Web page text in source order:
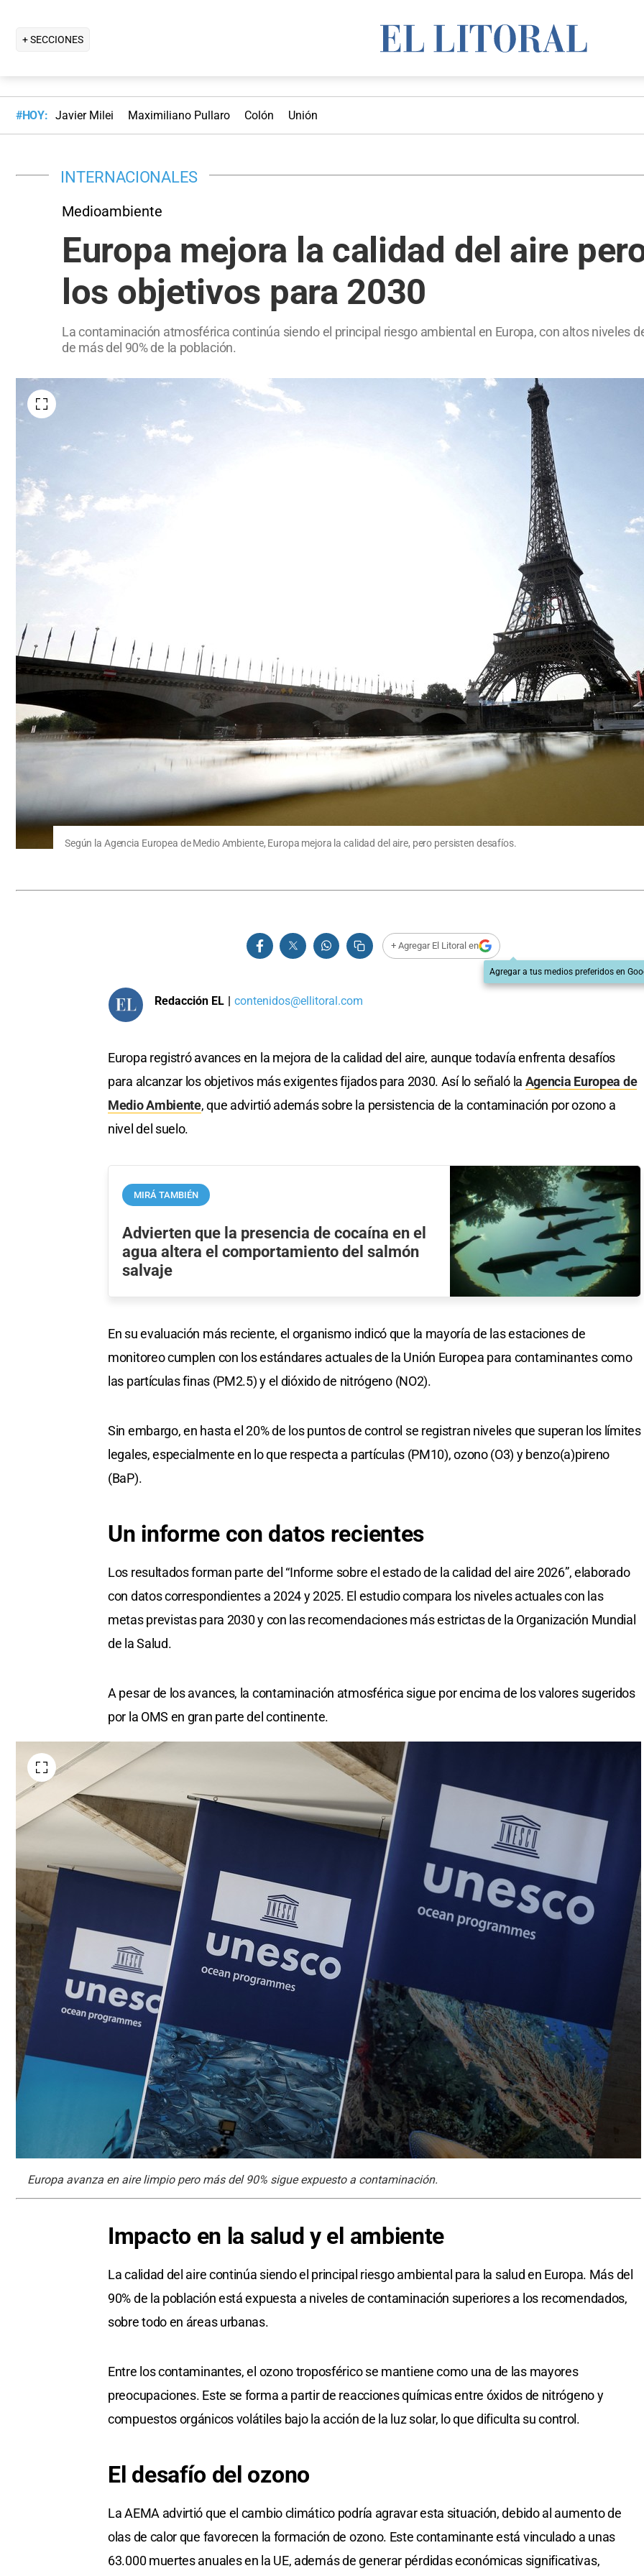
+ SECCIONES
#HOY: Javier Milei Maximiliano Pullaro Colón Unión
INTERNACIONALES
Medioambiente
Europa mejora la calidad del aire
los objetivos para 2030
La contaminación atmosférica continúa siendo el principal riesgo ambiental en Europa, con altos niveles
de más del 90% de la población.
Según la Agencia Europea de Medio Ambiente, Europa mejora la calidad del aire, pero persisten desafíos.
+ Agregar El Litoral en
Agregar a tus medios preferidos en
Redacción EL | contenidos@ellitoral.com
Europa registró avances en la mejora de la calidad del aire, aunque todavía enfrenta desafíos
para alcanzar los objetivos más exigentes fijados para 2030. Así lo señaló la Agencia Europea de
Medio Ambiente, que advirtió además sobre la persistencia de la contaminación por ozono a
nivel del suelo.
MIRÁ TAMBIÉN
Advierten que la presencia de cocaína en el
agua altera el comportamiento del salmón
salvaje
En su evaluación más reciente, el organismo indicó que la mayoría de las estaciones de
monitoreo cumplen con los estándares actuales de la Unión Europea para contaminantes como
las partículas finas (PM2.5) y el dióxido de nitrógeno (NO2).
Sin embargo, en hasta el 20% de los puntos de control se registran niveles que superan los límites
legales, especialmente en lo que respecta a partículas (PM10), ozono (O3) y benzo(a)pireno
(BaP).
Un informe con datos recientes
Los resultados forman parte del “Informe sobre el estado de la calidad del aire 2026”, elaborado
con datos correspondientes a 2024 y 2025. El estudio compara los niveles actuales con las
metas previstas para 2030 y con las recomendaciones más estrictas de la Organización Mundial
de la Salud.
A pesar de los avances, la contaminación atmosférica sigue por encima de los valores sugeridos
por la OMS en gran parte del continente.
Europa avanza en aire limpio pero más del 90% sigue expuesto a contaminación.
Impacto en la salud y el ambiente
La calidad del aire continúa siendo el principal riesgo ambiental para la salud en Europa. Más del
90% de la población está expuesta a niveles de contaminación superiores a los recomendados,
sobre todo en áreas urbanas.
Entre los contaminantes, el ozono troposférico se mantiene como una de las mayores
preocupaciones. Este se forma a partir de reacciones químicas entre óxidos de nitrógeno y
compuestos orgánicos volátiles bajo la acción de la luz solar, lo que dificulta su control.
El desafío del ozono
La AEMA advirtió que el cambio climático podría agravar esta situación, debido al aumento de
olas de calor que favorecen la formación de ozono. Este contaminante está vinculado a unas
63.000 muertes anuales en la UE, además de generar pérdidas económicas significativas,